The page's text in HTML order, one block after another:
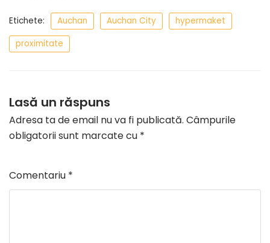
Etichete: Auchan Auchan City
hypermaket
proximitate
Lasă un răspuns
Adresa ta de email nu va fi publicată. Câmpurile
obligatorii sunt marcate cu *
Comentariu *